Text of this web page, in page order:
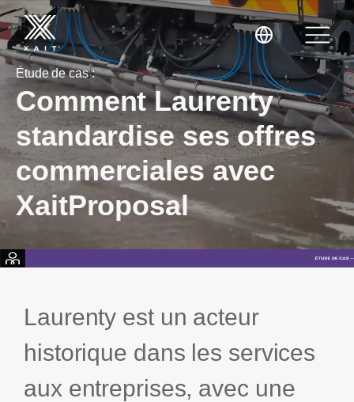
XaitProposal
XaitCPQ
XaitPorter
Propositions commerciales
Réponses aux appels d’offres
Questions & Réponses
Expertise
BTP, Travaux d’ingénierie et Construction
Assurances
Management
Étude de cas :
Comment Laurenty
standardise ses offres
commerciales avec
XaitProposal
Laurenty est un acteur
historique dans les services
aux entreprises, avec une